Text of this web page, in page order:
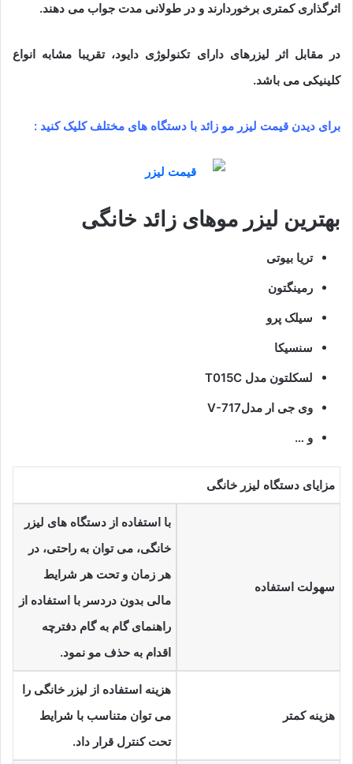
اثرگذاری کمتری برخوردارند و در طولانی مدت جواب می دهند.
در مقابل اثر لیزرهای دارای تکنولوژی دایود، تقریبا مشابه انواع
کلینیکی می باشد.
برای دیدن قیمت لیزر مو زائد با دستگاه های مختلف کلیک کنید :
بهترین لیزر موهای زائد خانگی
تریا بیوتی
رمینگتون
سیلک پرو
سنسیکا
لسکلتون مدل T015C
وی جی ار مدلV-717
و …
مزایای دستگاه لیزر خانگی
سهولت استفاده
با استفاده از دستگاه های لیزر
خانگی، می توان به راحتی، در
هر زمان و تحت هر شرایط
مالی بدون دردسر با استفاده از
راهنمای گام به گام دفترچه
اقدام به حذف مو نمود.
هزینه کمتر
هزینه استفاده از لیزر خانگی را
می توان متناسب با شرایط
تحت کنترل قرار داد.